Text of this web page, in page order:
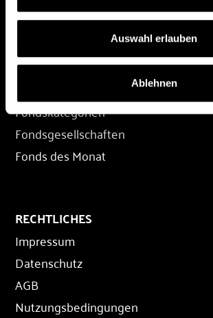
Auswahl erlauben
Ablehnen
FONDS
Fondskategorien
Fondsgesellschaften
Fonds des Monat
RECHTLICHES
Impressum
Datenschutz
AGB
Nutzungsbedingungen